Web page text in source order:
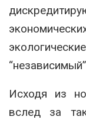
Исходя из
вслед за